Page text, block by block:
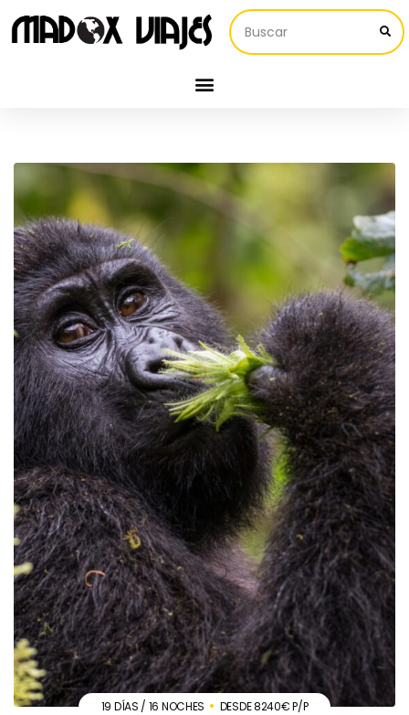
19 DÍAS / 16 NOCHES DESDE 8240€ P/P